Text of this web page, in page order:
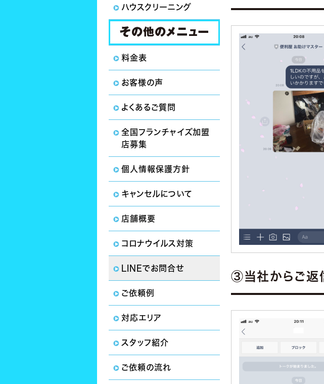
ハウスクリーニング
料金表
お客様の声
よくあるご質問
全国フランチャイズ加盟
店募集
個人情報保護方針
キャンセルについて
店舗概要
コロナウイルス対策
LINEでお問合せ
ご依頼例
対応エリア
スタッフ紹介
ご依頼の流れ
③当社からご返